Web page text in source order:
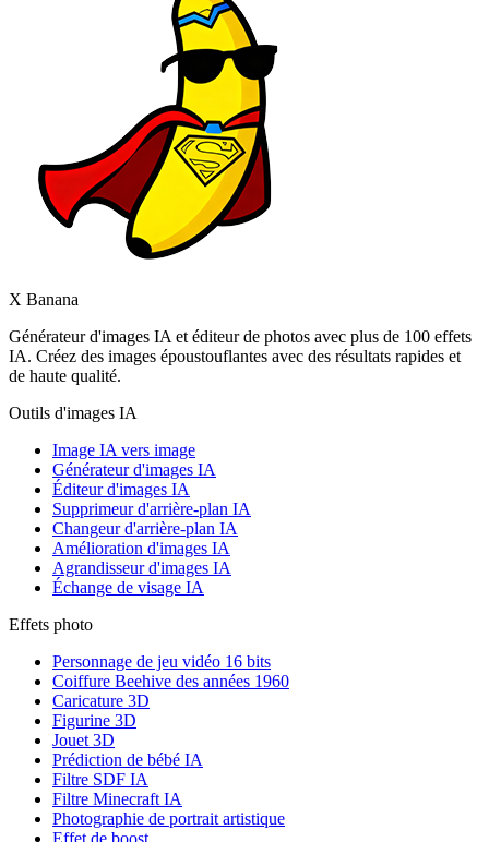
X Banana
Générateur d'images IA et éditeur de photos avec plus de 100 effets
IA. Créez des images époustouflantes avec des résultats rapides et
de haute qualité.
Outils d'images IA
Image IA vers image
Générateur d'images IA
Éditeur d'images IA
Supprimeur d'arrière-plan IA
Changeur d'arrière-plan IA
Amélioration d'images IA
Agrandisseur d'images IA
Échange de visage IA
Effets photo
Personnage de jeu vidéo 16 bits
Coiffure Beehive des années 1960
Caricature 3D
Figurine 3D
Jouet 3D
Prédiction de bébé IA
Filtre SDF IA
Filtre Minecraft IA
Photographie de portrait artistique
Effet de boost